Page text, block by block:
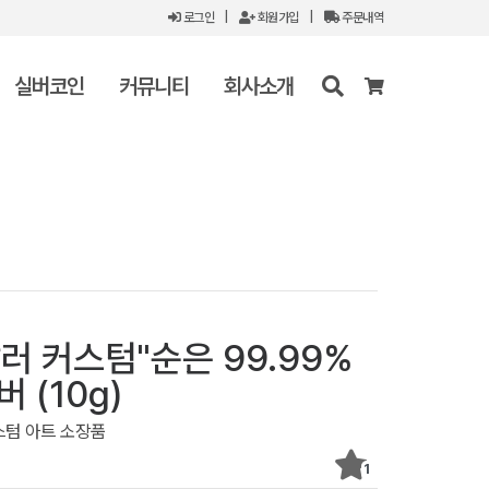
로그인 회원가입 주문내역
실버코인 커뮤니티 회사소개
커스텀"순은 99.99%
(10g)
아트 소장품
1